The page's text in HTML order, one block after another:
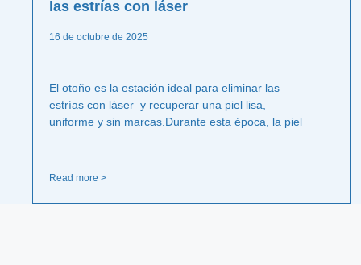
las estrías con láser
16 de octubre de 2025
El otoño es la estación ideal para eliminar las
estrías con láser y recuperar una piel lisa,
uniforme y sin marcas.Durante esta época, la piel
Read more >